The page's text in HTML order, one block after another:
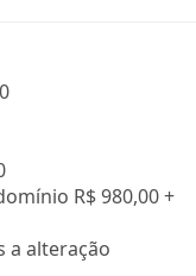
R$ 980,00 +
a alteração